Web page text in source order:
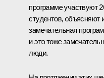
программе участвуют
студентов, объясняют
замечательная
и это тоже
люди.